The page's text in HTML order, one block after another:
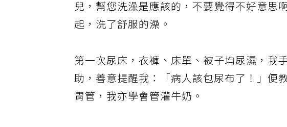
兒，幫您洗澡是應該的，不要覺得不好意思
起，洗了舒服的澡。
第一次尿床，衣褲、床單、被子均尿濕，我
助，善意提醒我：「病人該包尿布了！」便
胃管，我亦學會管灌牛奶。